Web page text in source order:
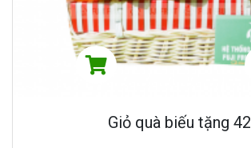
Giỏ quà biếu tặng 42